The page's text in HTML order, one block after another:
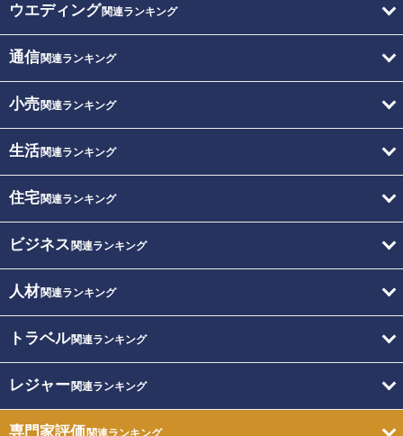
ウエディング関連ランキング
通信関連ランキング
小売関連ランキング
生活関連ランキング
住宅関連ランキング
ビジネス 関連ランキング
人材関連ランキング
トラベル関連ランキング
レジャー関連ランキング
専門家評価関連ランキング